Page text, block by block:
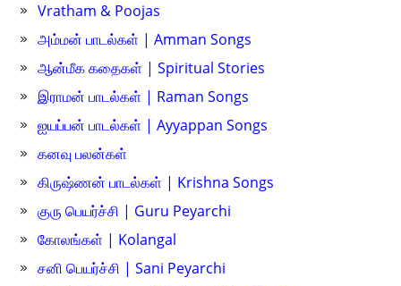
Vratham & Poojas
அம்மன் பாடல்கள் | Amman Songs
ஆன்மீக கதைகள் | Spiritual Stories
இராமன் பாடல்கள் | Raman Songs
ஐயப்பன் பாடல்கள் | Ayyappan Songs
கனவு பலன்கள்
கிருஷ்ணன் பாடல்கள் | Krishna Songs
குரு பெயர்ச்சி | Guru Peyarchi
கோலங்கள் | Kolangal
சனி பெயர்ச்சி | Sani Peyarchi